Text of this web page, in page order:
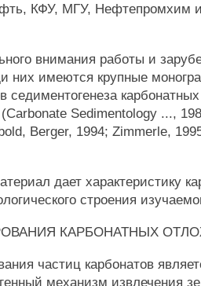
КФУ, МГУ, Нефтепромхим и
внимания работы и
них имеются крупные
седиментогенеза
Sedimentology ...,
Berger, 1994; Zimmerle,
дает характеристику
строения
КАРБОНАТНЫХ
частиц карбонатов
механизм извлечения